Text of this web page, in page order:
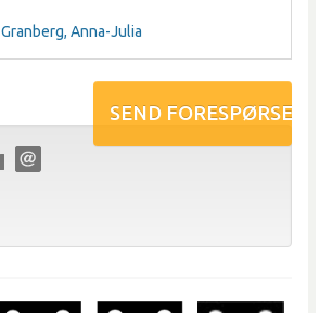
Granberg, Anna-Julia